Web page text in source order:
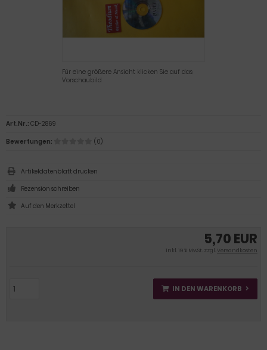
Für eine größere Ansicht klicken Sie auf das
Vorschaubild
5,70 EUR
inkl. 19 % MwSt. zzgl.Versandkosten
IN DEN WARENKORB
Art.Nr.: CD-2869
Bewertungen:
(0)
Artikeldatenblatt drucken
Rezension schreiben